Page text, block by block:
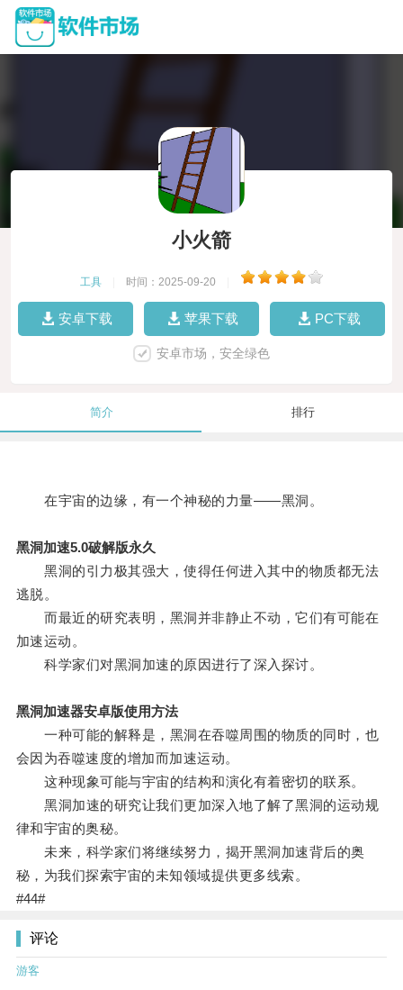
小火箭
工具 时间：2025-09-20
安卓下载 苹果下载 PC下载
安卓市场，安全绿色
简介 排行
在宇宙的边缘，有一个神秘的力量——黑洞。
黑洞加速5.0破解版永久
黑洞的引力极其强大，使得任何进入其中的物质都无法
逃脱。
而最近的研究表明，黑洞并非静止不动，它们有可能在
加速运动。
科学家们对黑洞加速的原因进行了深入探讨。
黑洞加速器安卓版使用方法
一种可能的解释是，黑洞在吞噬周围的物质的同时，也
会因为吞噬速度的增加而加速运动。
这种现象可能与宇宙的结构和演化有着密切的联系。
黑洞加速的研究让我们更加深入地了解了黑洞的运动规
律和宇宙的奥秘。
未来，科学家们将继续努力，揭开黑洞加速背后的奥
秘，为我们探索宇宙的未知领域提供更多线索。
#44#
评论
游客